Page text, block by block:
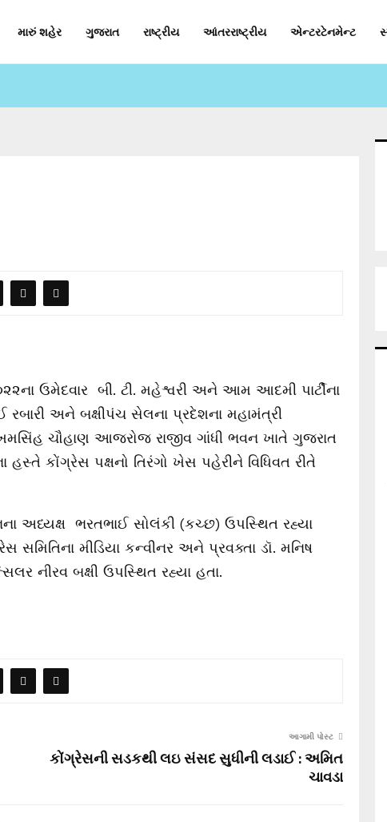
મારું શહેર ગુજરાત રાષ્ટ્રીય આંતરરાષ્ટ્રીય એન્ટરટેનમેન્ટ
ઉમેદવાર બી. ટી. મહેશ્વરી અને આમ આદમી પાર્ટીના
અને બક્ષીપંચ સેલના પ્રદેશના મહામંત્રી
ચૌહાણ આજરોજ રાજીવ ગાંધી ભવન ખાતે ગુજરાત
કોંગ્રેસ પક્ષનો તિરંગો ખેસ પહેરીને વિધિવત રીતે
અધ્યક્ષ ભરતભાઈ સોલંકી (કચ્છ) ઉપસ્થિત રહ્યા
સમિતિના મીડિયા કન્વીનર અને પ્રવક્તા ડૉ. મનિષ
નીરવ બક્ષી ઉપસ્થિત રહ્યા હતા.
આગામી પોસ્ટ
કોંગ્રેસની સડકથી લઇ સંસદ સુધીની લડાઈ : અમિત
ચાવડા